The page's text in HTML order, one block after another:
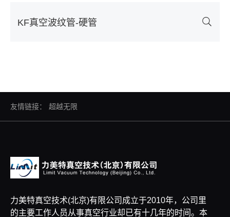
KF真空波纹管-硬管
友情链接： 超越无限
力美特真空技术(北京)有限公司成立于2010年，公司里
的主要工作人员从事真空行业却已有十几年的时间。本